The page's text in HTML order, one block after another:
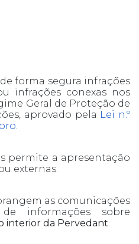
forma segura infrações
infrações conexas nos
Geral de Proteção de
aprovado pela Lei n.º
.
permite a apresentação
externas.
as comunicações
informações sobre
interior da Pervedant.